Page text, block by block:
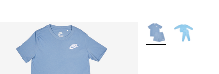
Plus de couleurs